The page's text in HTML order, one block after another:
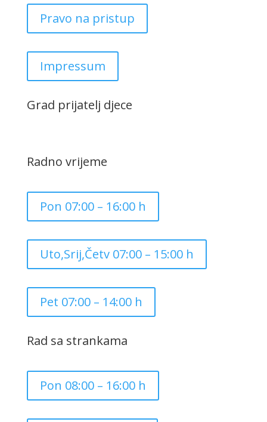
Pravo na pristup
Impressum
Grad prijatelj djece
Radno vrijeme
Pon 07:00 – 16:00 h
Uto,Srij,Četv 07:00 – 15:00 h
Pet 07:00 – 14:00 h
Rad sa strankama
Pon 08:00 – 16:00 h